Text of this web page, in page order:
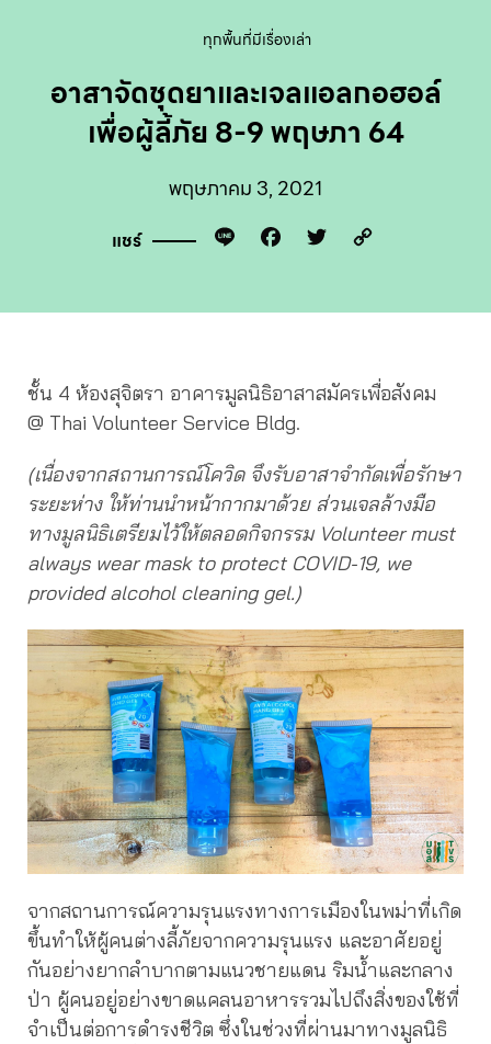
ทุกพื้นที่มีเรื่องเล่า
อาสาจัดชุดยาและเจลแอลกอฮอล์
เพื่อผู้ลี้ภัย 8-9 พฤษภา 64
พฤษภาคม 3, 2021
แชร์ Line Facebook
Twitter
ชั้น 4 ห้องสุจิตรา อาคารมูลนิธิอาสาสมัครเพื่อสังคม
@ Thai Volunteer Service Bldg.
(เนื่องจากสถานการณ์โควิด จึงรับอาสาจำกัดเพื่อรักษา
ระยะห่าง ให้ท่านนำหน้ากากมาด้วย ส่วนเจลล้างมือ
ทางมูลนิธิเตรียมไว้ให้ตลอดกิจกรรม Volunteer must
always wear mask to protect COVID-19, we
provided alcohol cleaning gel.)
จากสถานการณ์ความรุนแรงทางการเมืองในพม่าที่เกิด
ขึ้นทำให้ผู้คนต่างลี้ภัยจากความรุนแรง และอาศัยอยู่
กันอย่างยากลำบากตามแนวชายแดน ริมน้ำและกลาง
ป่า ผู้คนอยู่อย่างขาดแคลนอาหารรวมไปถึงสิ่งของใช้ที่
จำเป็นต่อการดำรงชีวิต ซึ่งในช่วงที่ผ่านมาทางมูลนิธิ